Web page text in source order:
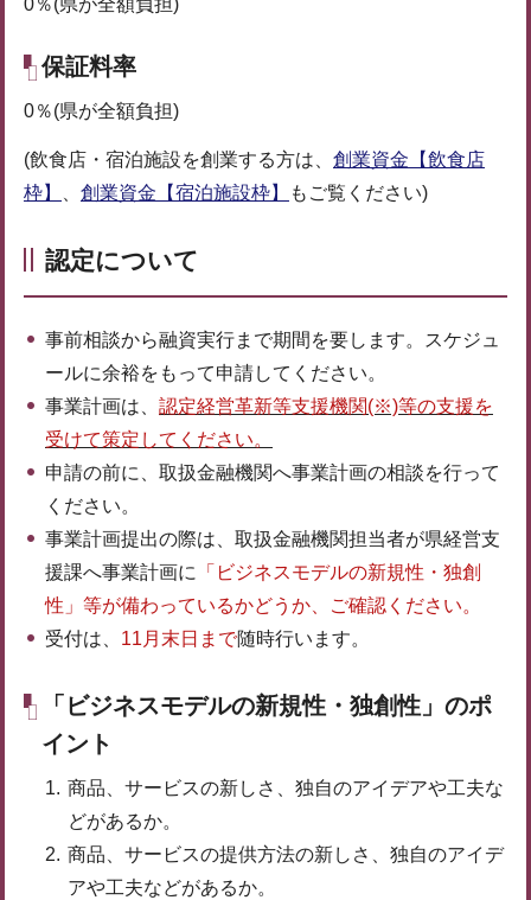
0％(県が全額負担)
保証料率
0％(県が全額負担)
(飲食店・宿泊施設を創業する方は、 創業資金【飲食店
枠】
創業資金【宿泊施設枠】 もご覧ください)
認定について
事前相談から融資実行まで期間を要します。スケジュ
ールに余裕をもって申請してください。
事業計画は、 認定経営革新等支援機関(※)等の支援を
受けて策定してください。
申請の前に、取扱金融機関へ事業計画の相談を行って
ください。
事業計画提出の際は、取扱金融機関担当者が県経営支
援課へ事業計画に
「ビジネスモデルの新規性・独創
性」等が備わっているかどうか、ご確認ください。
受付は、 11月末日まで随時行います。
「ビジネスモデルの新規性・独創性」のポ
イント
商品、サービスの新しさ、独自のアイデアや工夫な
どがあるか。
商品、サービスの提供方法の新しさ、独自のアイデ
アや工夫などがあるか。